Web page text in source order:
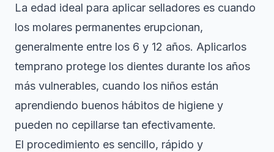
La edad ideal para aplicar selladores es cuando
los molares permanentes erupcionan,
generalmente entre los 6 y 12 años. Aplicarlos
temprano protege los dientes durante los años
más vulnerables, cuando los niños están
aprendiendo buenos hábitos de higiene y
pueden no cepillarse tan efectivamente.
El procedimiento es sencillo, rápido y